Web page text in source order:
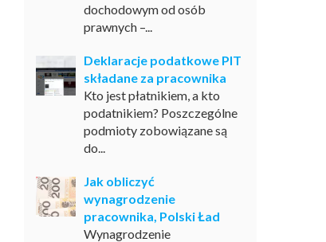
dochodowym od osób
prawnych –...
Deklaracje podatkowe PIT
składane za pracownika
Kto jest płatnikiem, a kto
podatnikiem? Poszczególne
podmioty zobowiązane są
do...
Jak obliczyć
wynagrodzenie
pracownika, Polski Ład
Wynagrodzenie